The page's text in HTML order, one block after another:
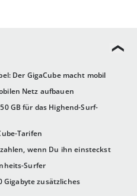
Der GigaCube macht mobil
Netz aufbauen
GB für das Highend-Surf-
Tarifen
wenn Du ihn einsteckst
Surfer
Gigabyte zusätzliches